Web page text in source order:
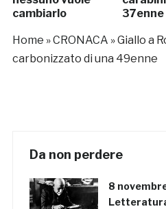
cambiarlo
Home »CRONACA »Giallo a
carbonizzato di una 49enne
Da non perdere
8